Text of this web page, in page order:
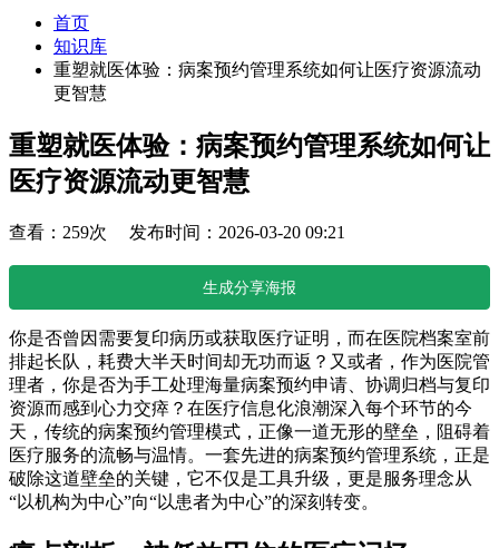
首页
知识库
重塑就医体验：病案预约管理系统如何让医疗资源流动
更智慧
重塑就医体验：病案预约管理系统如何让
医疗资源流动更智慧
查看：259次 发布时间：2026-03-20 09:21
生成分享海报
你是否曾因需要复印病历或获取医疗证明，而在医院档案室前
排起长队，耗费大半天时间却无功而返？又或者，作为医院管
理者，你是否为手工处理海量病案预约申请、协调归档与复印
资源而感到心力交瘁？在医疗信息化浪潮深入每个环节的今
天，传统的病案预约管理模式，正像一道无形的壁垒，阻碍着
医疗服务的流畅与温情。一套先进的病案预约管理系统，正是
破除这道壁垒的关键，它不仅是工具升级，更是服务理念从
“以机构为中心”向“以患者为中心”的深刻转变。